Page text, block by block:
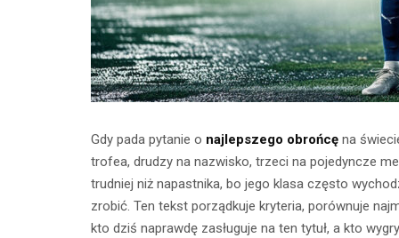
Gdy pada pytanie o najlepszego obrońcę na
trofea, drudzy na nazwisko, trzeci na pojedyncze
trudniej niż napastnika, bo jego klasa często
zrobić. Ten tekst porządkuje kryteria, porównuje
kto dziś naprawdę zasługuje na ten tytuł, a kto